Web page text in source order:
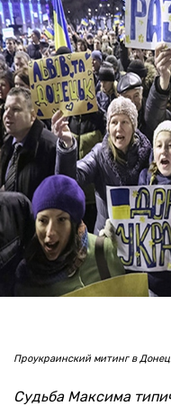
Проукраинский митинг в
Судьба Максима